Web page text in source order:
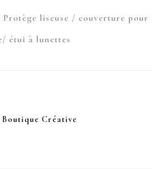
liseuse / couverture pour
étui à lunettes
Boutique Créative